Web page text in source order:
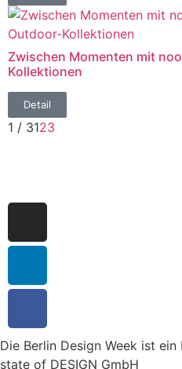
Zwischen Momenten mit
Kollektionen
Detail
1 / 3123
Die Berlin Design Week ist
state of DESIGN GmbH